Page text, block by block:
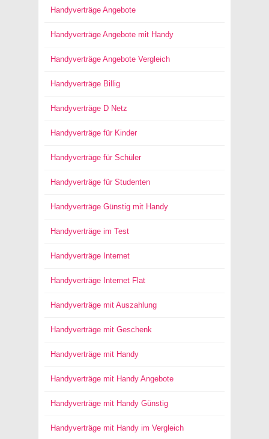
Handyverträge Angebote
Handyverträge Angebote mit Handy
Handyverträge Angebote Vergleich
Handyverträge Billig
Handyverträge D Netz
Handyverträge für Kinder
Handyverträge für Schüler
Handyverträge für Studenten
Handyverträge Günstig mit Handy
Handyverträge im Test
Handyverträge Internet
Handyverträge Internet Flat
Handyverträge mit Auszahlung
Handyverträge mit Geschenk
Handyverträge mit Handy
Handyverträge mit Handy Angebote
Handyverträge mit Handy Günstig
Handyverträge mit Handy im Vergleich